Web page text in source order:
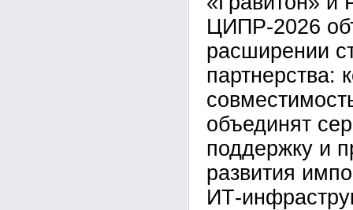
ЦИПР-2026
расширении
партнерства:
объединят
поддержку и
развития
ИТ-